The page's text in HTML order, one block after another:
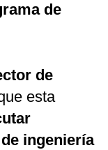
de
de
esta
ingeniería